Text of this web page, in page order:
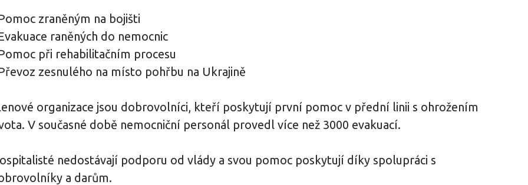
zraněným na bojišti
raněných do nemocnic
při rehabilitačním procesu
zesnulého na místo pohřbu na Ukrajině
organizace jsou dobrovolníci, kteří poskytují první pomoc v přední linii s ohrožením
V současné době nemocniční personál provedl více než 3000 evakuací.
nedostávají podporu od vlády a svou pomoc poskytují díky spolupráci s
a darům.